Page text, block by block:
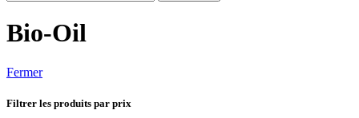
Bio-Oil
Fermer
Filtrer les produits par prix